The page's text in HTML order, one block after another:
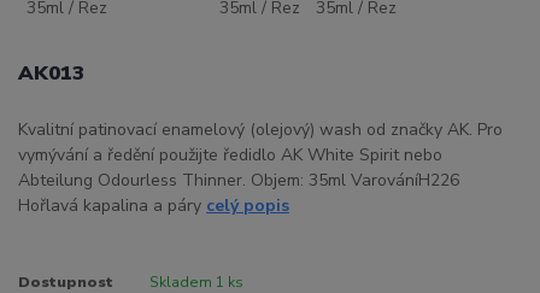
AK013
Kvalitní patinovací enamelový (olejový) wash od značky AK. Pro
vymývání a ředění použijte ředidlo AK White Spirit nebo
Abteilung Odourless Thinner. Objem: 35ml VarováníH226
Hořlavá kapalina a páry celý popis
Dostupnost Skladem 1 ks